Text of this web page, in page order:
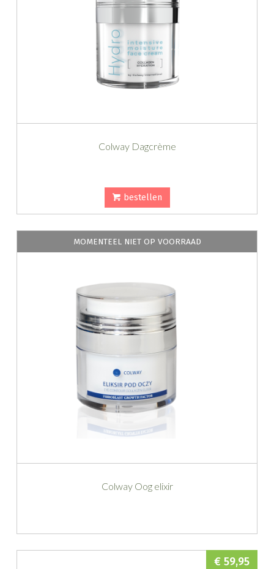
Colway Dagcrème
bestellen
Colway Oog elixir
MOMENTEEL NIET OP VOORRAAD
€ 59,95